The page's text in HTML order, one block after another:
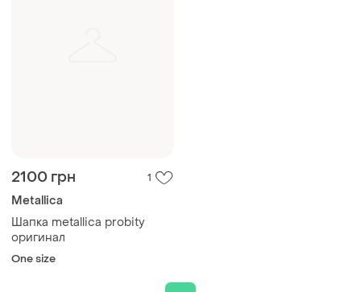
2100 грн 1
Metallica
Шапка metallica probity
оригинал
One size